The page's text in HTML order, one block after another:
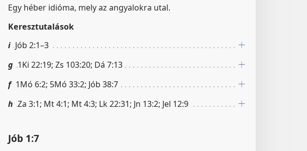
Egy héber idióma, mely az angyalokra utal.
Keresztutalások
i Jób 2:1–3
g 1Ki 22:19; Zs 103:20; Dá 7:13
f 1Mó 6:2; 5Mó 33:2; Jób 38:7
h Za 3:1; Mt 4:1; Mt 4:3; Lk 22:31; Jn 13:2; Jel 12:9
Jób 1:7